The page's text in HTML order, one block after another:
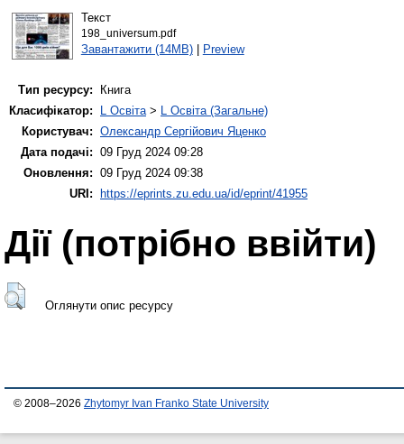
Текст
198_universum.pdf
Завантажити (14MB)| Preview
Тип ресурсу:
Книга
Класифікатор:
L Освіта> L Освіта (Загальне)
Користувач: Олександр Сергійович Яценко
Дата подачі: 09 Груд 2024 09:28
Оновлення: 09 Груд 2024 09:38
URI:
https://eprints.zu.edu.ua/id/eprint/41955
Дії ​​(потрібно ввійти)
Оглянути опис ресурсу
© 2008–2026 Zhytomyr Ivan Franko State University